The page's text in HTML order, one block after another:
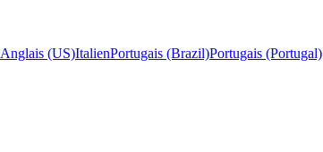
Anglais (US)ItalienPortugais (Brazil)Portugais (Portugal)